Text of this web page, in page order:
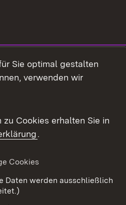
Sie optimal gestalten
verwenden wir
Cookies erhalten Sie in
.
Cookies
Daten werden ausschließlich